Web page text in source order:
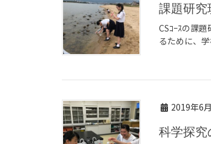
課題研
CSｺｰｽの課
るために、
2019年6
科学探